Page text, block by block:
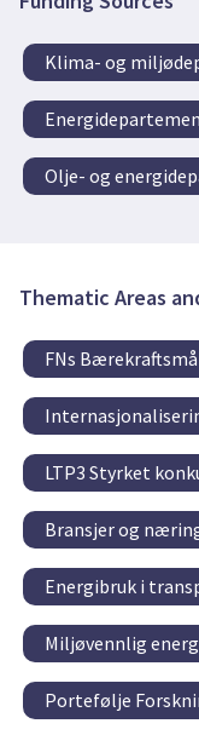
Klima- og
Olje- og
Thematic Areas
FNs
LTP3 Styrket
Bransjer og
Energibruk i
Miljøvennlig
Portefølje